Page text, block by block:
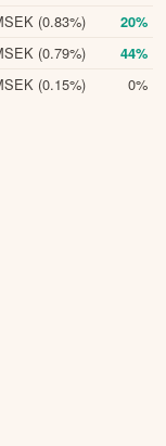
(0.83%) 20%
(0.79%) 44%
(0.15%) 0%